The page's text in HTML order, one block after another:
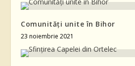
Comunități unite în Bihor
23 noiembrie 2021